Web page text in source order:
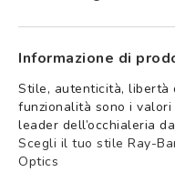
Informazione di
Stile, autenticità, libertà
funzionalità sono i valori
leader dell’occhialeria
Scegli il tuo stile Ray-
Optics